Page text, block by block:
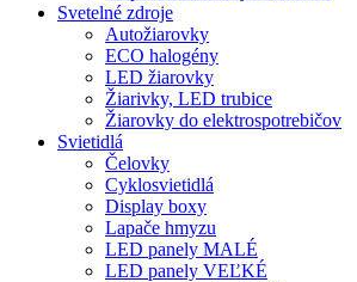
Svetelné zdroje
Autožiarovky
ECO halogény
LED žiarovky
Žiarivky, LED trubice
Žiarovky do elektrospotrebičov
Svietidlá
Čelovky
Cyklosvietidlá
Display boxy
Lapače hmyzu
LED panely MALÉ
LED panely VEĽKÉ